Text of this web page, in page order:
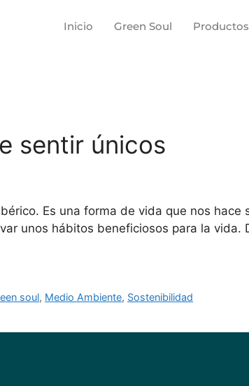
Inicio Green Soul Productos
sentir únicos
Es una forma de vida que nos hace
unos hábitos beneficiosos para la vida.
soul, Medio Ambiente, Sostenibilidad